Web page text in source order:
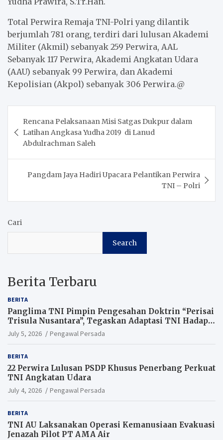
Total Perwira Remaja TNI-Polri yang dilantik
berjumlah 781 orang, terdiri dari lulusan Akademi
Militer (Akmil) sebanyak 259 Perwira, AAL
Sebanyak 117 Perwira, Akademi Angkatan Udara
(AAU) sebanyak 99 Perwira, dan Akademi
Kepolisian (Akpol) sebanyak 306 Perwira.@
navigation
Rencana Pelaksanaan Misi Satgas Dukpur dalam
Latihan Angkasa Yudha 2019 di Lanud
Abdulrachman Saleh
Pangdam Jaya Hadiri Upacara Pelantikan Perwira
TNI – Polri
Cari
Search
Berita Terbaru
BERITA
Panglima TNI Pimpin Pengesahan Doktrin “Perisai
Trisula Nusantara”, Tegaskan Adaptasi TNI Hadapi
Perang Modern
July 5, 2026 Pengawal Persada
BERITA
22 Perwira Lulusan PSDP Khusus Penerbang Perkuat
TNI Angkatan Udara
July 4, 2026 Pengawal Persada
BERITA
TNI AU Laksanakan Operasi Kemanusiaan Evakuasi
Jenazah Pilot PT AMA Air